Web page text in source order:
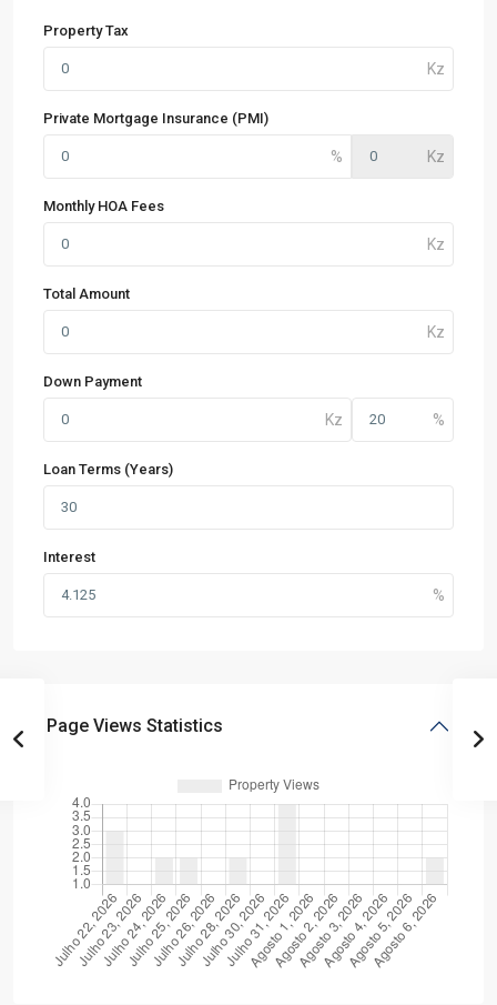
Property Tax
Private Mortgage Insurance (PMI)
Monthly HOA Fees
Total Amount
Down Payment
Loan Terms (Years)
Interest
Page Views Statistics